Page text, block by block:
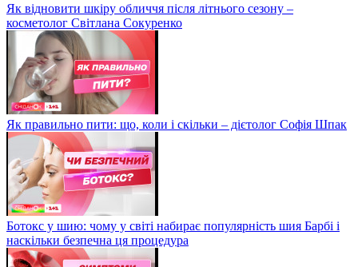
Як відновити шкіру обличчя після літнього сезону –
косметолог Світлана Сокуренко
Як правильно пити: що, коли і скільки – дієтолог Софія Шпак
Ботокс у шию: чому у світі набирає популярність шия Барбі і
наскільки безпечна ця процедура